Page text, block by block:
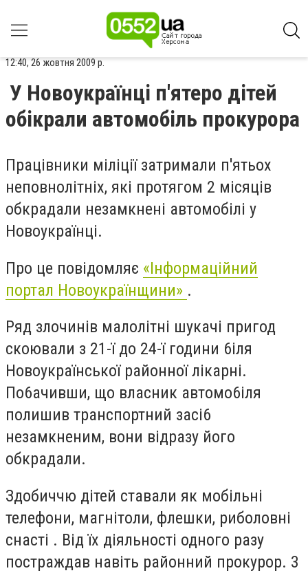
12:40, 26 жовтня 2009 р.
У Новоукраїнці п'ятеро дітей
обікрали автомобіль прокурора
Працівники міліції затримали п'ятьох
неповнолітніх, які протягом 2 місяців
обкрадали незамкнені автомобілі у
Новоукраїнці.
Про це повідомляє «Інформаційний
портал Новоукраїнщини» .
Ряд злочинів малолітні шукачі пригод
скоювали з 21-ї до 24-ї години 6іля
Новоукраїнської районної лікарні.
По6ачивши, що власник автомо6іля
полишив транспортний зaci6
незамкненим, вони відразу його
обкрадали.
Здобиччю дітей ставали як мобільні
телефони, магнітоли, флешки, риболовні
снасті . Від їх діяльності одного разу
постраждав навіть районний прокурор. 3